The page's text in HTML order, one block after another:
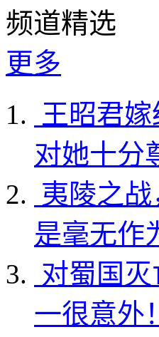
频道精选
更多
王昭君
对她十分
夷陵之
是毫无作
对蜀国
一很意外！